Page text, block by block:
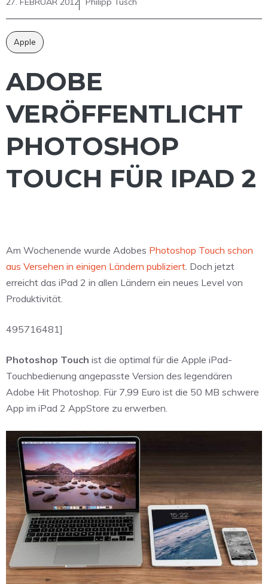
Apple
ADOBE
VERÖFFENTLICHT
PHOTOSHOP
TOUCH FÜR IPAD 2
Am Wochenende wurde Adobes Photoshop Touch schon
aus Versehen in einigen Ländern publiziert. Doch jetzt
erreicht das iPad 2 in allen Ländern ein neues Level von
Produktivität.
495716481]
Photoshop Touch ist die optimal für die Apple iPad-
Touchbedienung angepasste Version des legendären
Adobe Hit Photoshop. Für 7,99 Euro ist die 50 MB schwere
App im iPad 2 AppStore zu erwerben.